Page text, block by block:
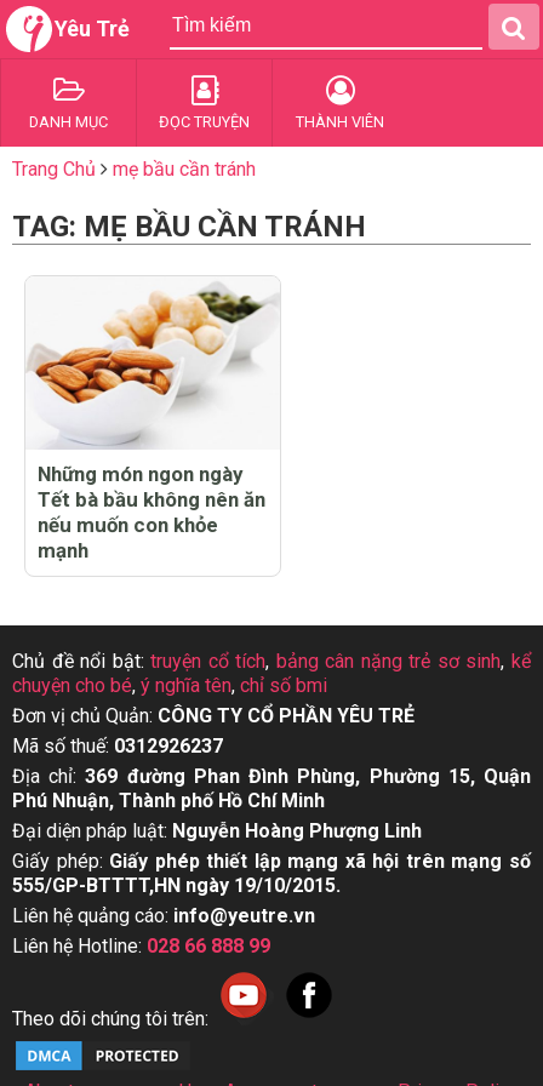
Yêu Trẻ
DANH MỤC ĐỌC TRUYỆN THÀNH VIÊN
Trang Chủ mẹ bầu cần tránh
TAG: MẸ BẦU CẦN TRÁNH
Những món ngon ngày
Tết bà bầu không nên ăn
nếu muốn con khỏe
mạnh
Chủ đề nổi bật:truyện cổ tích, bảng cân nặng trẻ sơ sinh,kể
chuyện cho bé, ý nghĩa tên, chỉ số bmi
Đơn vị chủ Quản: CÔNG TY CỔ PHẦN YÊU TRẺ
Mã số thuế: 0312926237
Địa chỉ:369 đường Phan Đình Phùng, Phường 15, Quận
Phú Nhuận, Thành phố Hồ Chí Minh
Đại diện pháp luật: Nguyễn Hoàng Phượng Linh
Giấy phép: Giấy phép thiết lập mạng xã hội trên mạng số
555/GP-BTTTT,HN ngày 19/10/2015.
Liên hệ quảng cáo: info@yeutre.vn
Liên hệ Hotline: 028 66 888 99
Theo dõi chúng tôi trên: